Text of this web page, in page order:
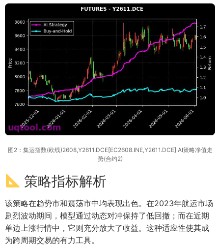
图2：集运指数(欧线)2608,Y2611.DCE[EC2608.INE,Y2611.DCE] AI策略净值走
势(合约2)
策略指标解析
该策略在趋势市和震荡市中均表现出色。在2023年航运市场
剧烈波动期间，模型通过动态对冲保持了低回撤；而在近期
单边上涨行情中，它则充分放大了收益。这种适应性使其成
为跨周期交易的有力工具。